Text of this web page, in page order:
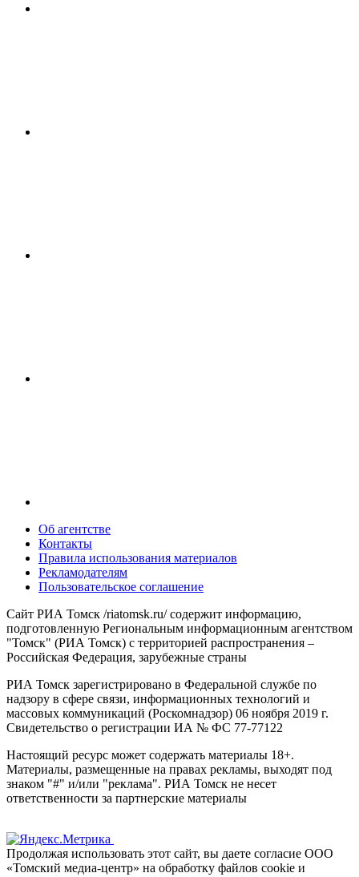
Об агентстве
Контакты
Правила использования материалов
Рекламодателям
Пользовательское соглашение
Сайт РИА Томск /riatomsk.ru/ содержит информацию,
подготовленную Региональным информационным агентством
"Томск" (РИА Томск) с территорией распространения –
Российская Федерация, зарубежные страны
РИА Томск зарегистрировано в Федеральной службе по
надзору в сфере связи, информационных технологий и
массовых коммуникаций (Роскомнадзор) 06 ноября 2019 г.
Свидетельство о регистрации ИА № ФС 77-77122
Настоящий ресурс может содержать материалы 18+.
Материалы, размещенные на правах рекламы, выходят под
знаком "#" и/или "реклама". РИА Томск не несет
ответственности за партнерские материалы
Продолжая использовать этот сайт, вы даете согласие ООО
«Томский медиа-центр» на обработку файлов cookie и